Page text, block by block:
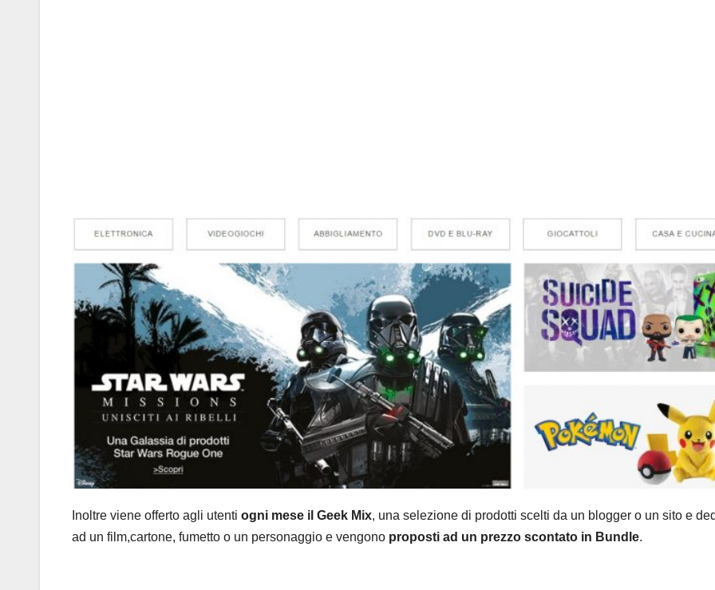
Inoltre viene offerto agli utenti ogni mese il Geek Mix, una selezione di prodotti scelti da un blogger o un sito e
ad un film,cartone, fumetto o un personaggio e vengono proposti ad un prezzo scontato in Bundle.